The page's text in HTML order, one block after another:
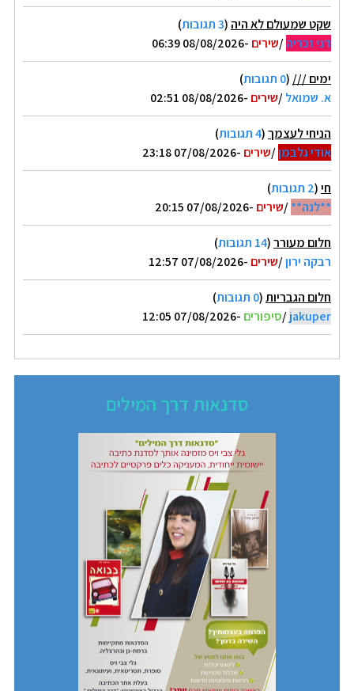
שקט שמעולם לא היה (3 תגובות
)
דני זכריה/שירים -08/08/2026 06:39
ימים /// (0 תגובות
)
א. שמואל/שירים -08/08/2026 02:51
הניחי לעצמך(4 תגובות
)
אודי גלבמן/שירים -07/08/2026 23:18
חי(2 תגובות
)
**לנה**/שירים -07/08/2026 20:15
חלום מעורר(14 תגובות
)
רבקה ירון/שירים -07/08/2026 12:57
חלום הגבריות(0 תגובות
)
jakuper
/סיפורים -07/08/2026 12:05
סדנאות דרך המילים